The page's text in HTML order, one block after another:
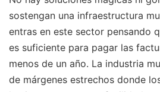
sostengan una infraestructura
entras en este sector pensando
es suficiente para pagar las
menos de un año. La industria
de márgenes estrechos donde